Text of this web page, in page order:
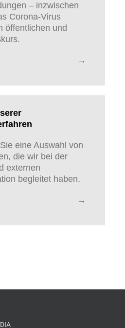
– inzwischen
Corona-Virus
öffentlichen und
→
eine Auswahl von
die wir bei der
externen
begleitet haben.
→